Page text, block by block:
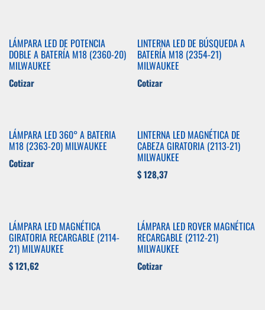
LÁMPARA LED DE POTENCIA
DOBLE A BATERÍA M18 (2360-20)
MILWAUKEE
Cotizar
LINTERNA LED DE BÚSQUEDA A
BATERÍA M18 (2354-21)
MILWAUKEE
Cotizar
LÁMPARA LED 360° A BATERIA
M18 (2363-20) MILWAUKEE
Cotizar
LINTERNA LED MAGNÉTICA DE
CABEZA GIRATORIA (2113-21)
MILWAUKEE
$128,37
LÁMPARA LED MAGNÉTICA
GIRATORIA RECARGABLE (2114-
21) MILWAUKEE
$121,62
LÁMPARA LED ROVER MAGNÉTICA
RECARGABLE (2112-21)
MILWAUKEE
Cotizar